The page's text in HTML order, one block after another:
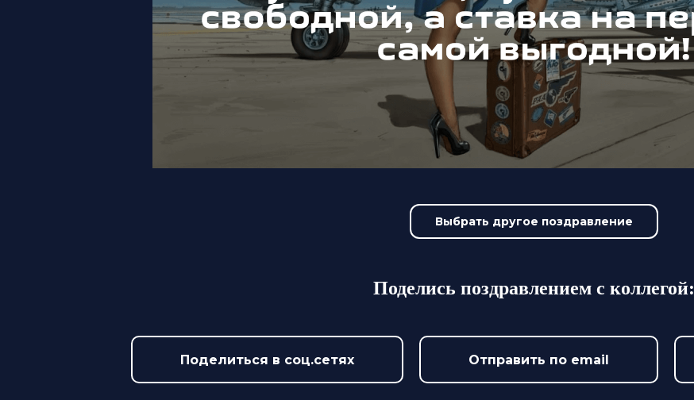
Выбрать другое поздравление
Поделись поздравлением с коллегой:
Поделиться в соц.сетях Отправить по email